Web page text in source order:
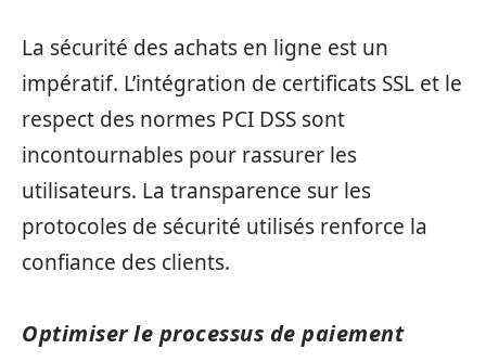
La sécurité des achats en ligne est un
impératif. L’intégration de certificats SSL et le
respect des normes PCI DSS sont
incontournables pour rassurer les
utilisateurs. La transparence sur les
protocoles de sécurité utilisés renforce la
confiance des clients.
Optimiser le processus de paiement